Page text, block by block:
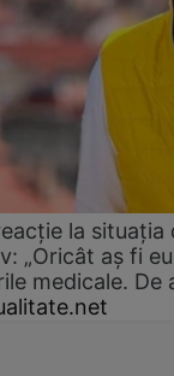
la
„Oricât aș fi
medicale. De